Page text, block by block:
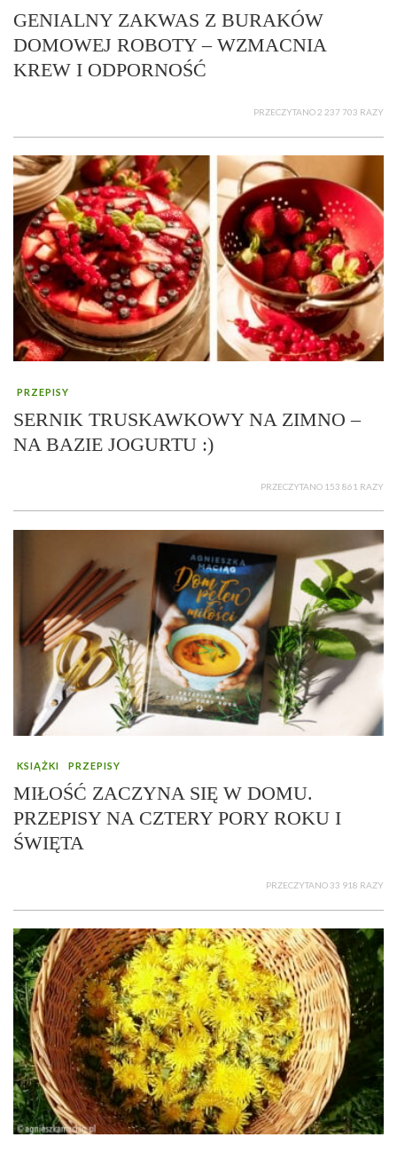
GENIALNY ZAKWAS Z BURAKÓW
DOMOWEJ ROBOTY – WZMACNIA
KREW I ODPORNOŚĆ
PRZECZYTANO 2 237 703 RAZY
PRZEPISY
SERNIK TRUSKAWKOWY NA ZIMNO –
NA BAZIE JOGURTU :)
PRZECZYTANO 153 861 RAZY
KSIĄŻKI PRZEPISY
MIŁOŚĆ ZACZYNA SIĘ W DOMU.
PRZEPISY NA CZTERY PORY ROKU I
ŚWIĘTA
PRZECZYTANO 33 918 RAZY